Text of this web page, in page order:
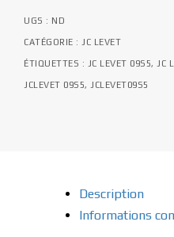
UGS : ND
CATÉGORIE : JC LEVET
ÉTIQUETTES : JC LEVET 09S5, JC
JCLEVET 09S5, JCLEVET09S5
Description
Informations